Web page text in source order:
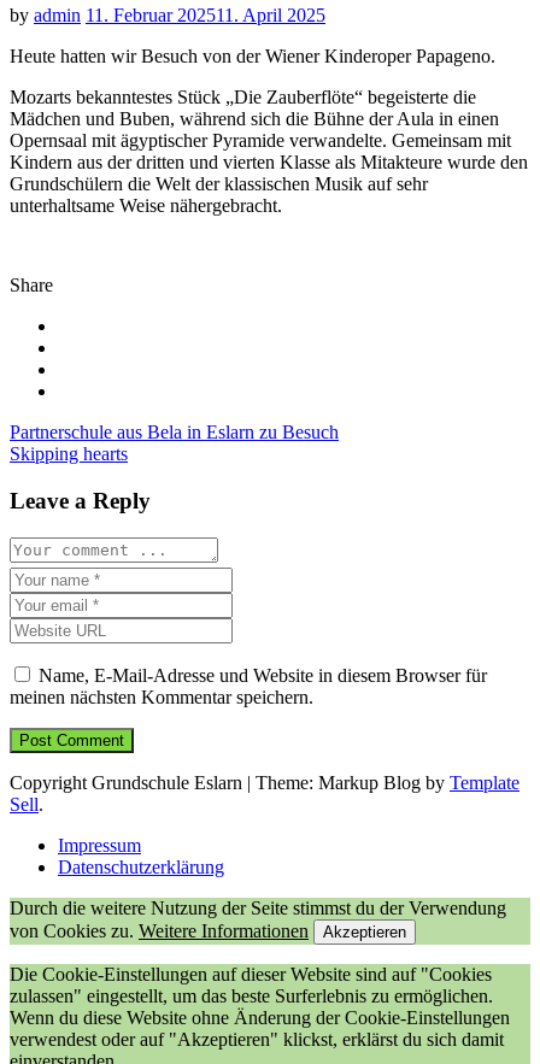
by admin 11. Februar 202511. April 2025
Heute hatten wir Besuch von der Wiener Kinderoper Papageno.
Mozarts bekanntestes Stück „Die Zauberflöte“ begeisterte die
Mädchen und Buben, während sich die Bühne der Aula in einen
Opernsaal mit ägyptischer Pyramide verwandelte. Gemeinsam mit
Kindern aus der dritten und vierten Klasse als Mitakteure wurde den
Grundschülern die Welt der klassischen Musik auf sehr
unterhaltsame Weise nähergebracht.
Share
Beitragsnavigation
Partnerschule aus Bela in Eslarn zu Besuch
Skipping hearts
Leave a Reply
Name, E-Mail-Adresse und Website in diesem Browser für
meinen nächsten Kommentar speichern.
Copyright Grundschule Eslarn | Theme: Markup Blog by Template
Sell.
Impressum
Datenschutzerklärung
Durch die weitere Nutzung der Seite stimmst du der Verwendung
von Cookies zu. Weitere Informationen Akzeptieren
Die Cookie-Einstellungen auf dieser Website sind auf "Cookies
zulassen" eingestellt, um das beste Surferlebnis zu ermöglichen.
Wenn du diese Website ohne Änderung der Cookie-Einstellungen
verwendest oder auf "Akzeptieren" klickst, erklärst du sich damit